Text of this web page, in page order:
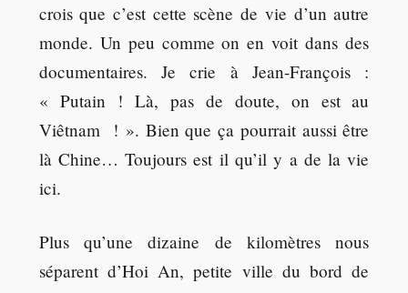
crois que c’est cette scène de vie d’un autre
monde. Un peu comme on en voit dans des
documentaires. Je crie à Jean-François :
« Putain ! Là, pas de doute, on est au
Viêtnam ! ». Bien que ça pourrait aussi être
là Chine… Toujours est il qu’il y a de la vie
ici.
Plus qu’une dizaine de kilomètres nous
séparent d’Hoi An, petite ville du bord de